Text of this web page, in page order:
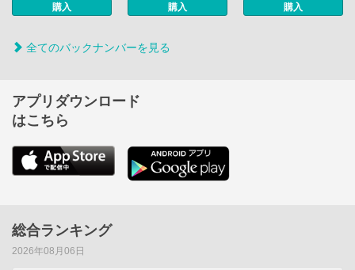
購入 購入 購入
全てのバックナンバーを見る
アプリダウンロード
はこちら
総合ランキング
2026年08月06日